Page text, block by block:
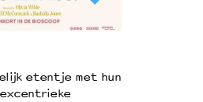
etentje met hun